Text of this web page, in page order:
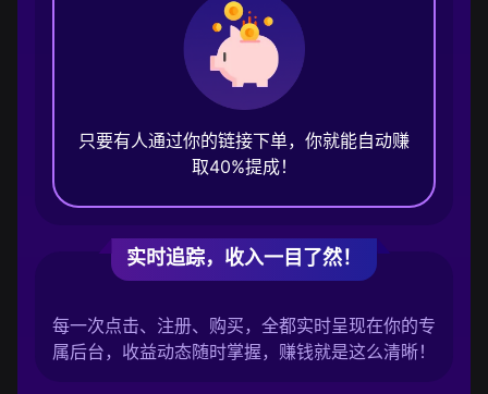
只要有人通过你的链接下单，你就能自动赚
取40%提成！
实时追踪，收入一目了然！
每一次点击、注册、购买，全都实时呈现在你的专
属后台，收益动态随时掌握，赚钱就是这么清晰！